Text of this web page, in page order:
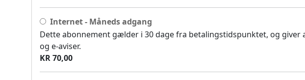
Internet - Måneds adgang
Dette abonnement gælder i 30 dage fra betalingstidspunktet, og giver
og e-aviser.
KR 70,00